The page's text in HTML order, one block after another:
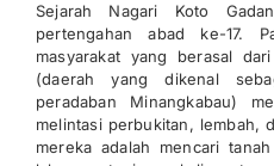
Sejarah Nagari Koto
pertengahan abad ke-17.
masyarakat yang berasal
(daerah yang dikenal
peradaban Minangkabau)
melintasi perbukitan, lembah,
mereka adalah mencari